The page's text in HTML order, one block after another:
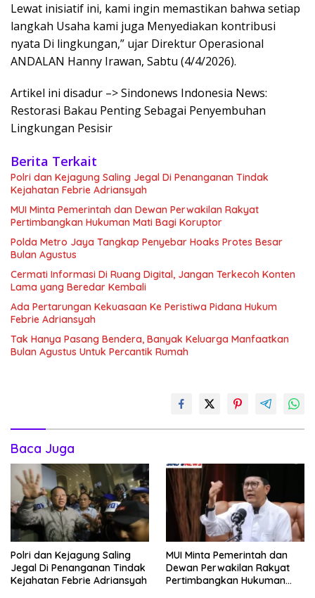
Lewat inisiatif ini, kami ingin memastikan bahwa setiap
langkah Usaha kami juga Menyediakan kontribusi
nyata Di lingkungan,” ujar Direktur Operasional
ANDALAN Hanny Irawan, Sabtu (4/4/2026).
Artikel ini disadur –> Sindonews Indonesia News:
Restorasi Bakau Penting Sebagai Penyembuhan
Lingkungan Pesisir
Berita Terkait
Polri dan Kejagung Saling Jegal Di Penanganan Tindak
Kejahatan Febrie Adriansyah
MUI Minta Pemerintah dan Dewan Perwakilan Rakyat
Pertimbangkan Hukuman Mati Bagi Koruptor
Polda Metro Jaya Tangkap Penyebar Hoaks Protes Besar
Bulan Agustus
Cermati Informasi Di Ruang Digital, Jangan Terkecoh Konten
Lama yang Beredar Kembali
Ada Pertarungan Kekuasaan Ke Peristiwa Pidana Hukum
Febrie Adriansyah
Tak Hanya Pasang Bendera, Banyak Keluarga Manfaatkan
Bulan Agustus Untuk Percantik Rumah
Baca Juga
Polri dan Kejagung Saling
Jegal Di Penanganan Tindak
Kejahatan Febrie Adriansyah
MUI Minta Pemerintah dan
Dewan Perwakilan Rakyat
Pertimbangkan Hukuman